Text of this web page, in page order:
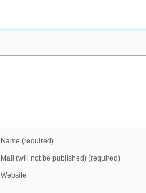
Name (required)
Mail (will not be published) (required)
Website